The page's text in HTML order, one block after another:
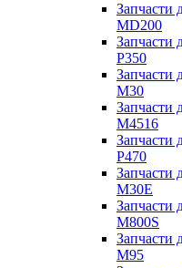
Запчасти
MD200
Запчасти
P350
Запчасти
M30
Запчасти
M4516
Запчасти
P470
Запчасти
M30E
Запчасти
M800S
Запчасти
M95